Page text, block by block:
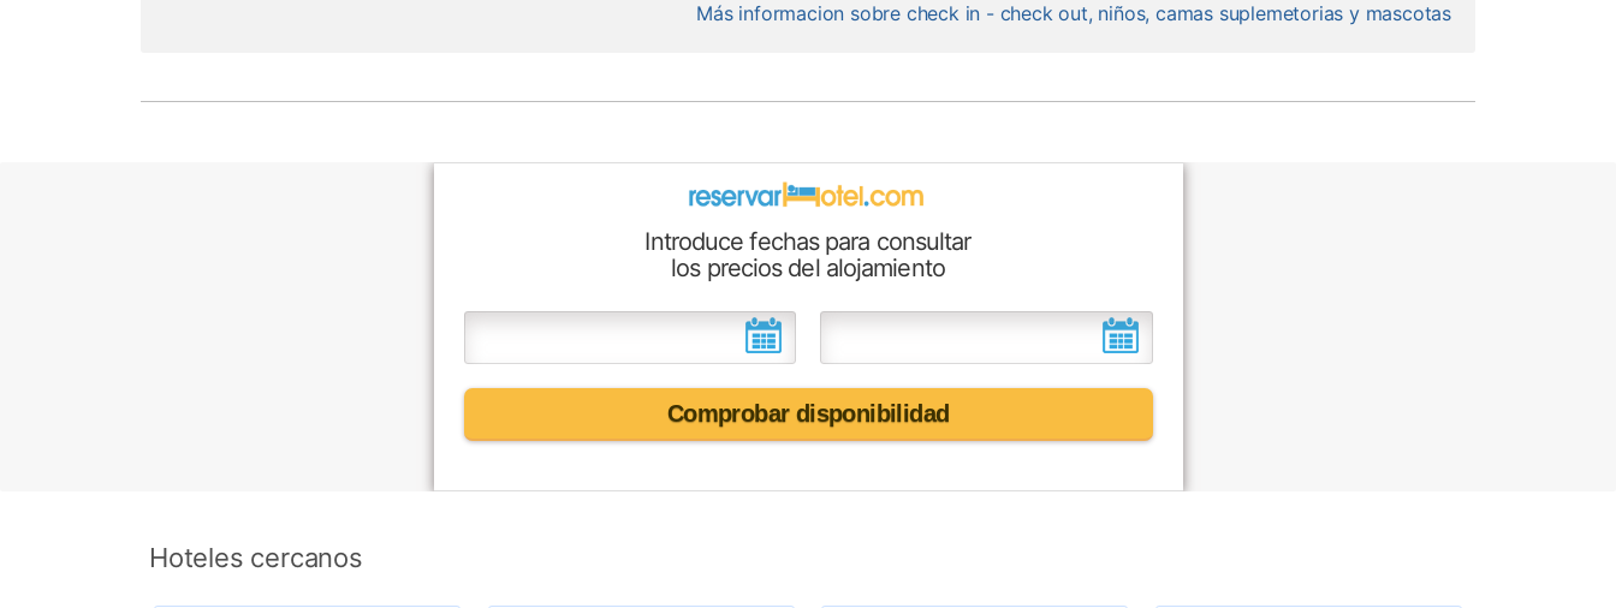
Más informacion sobre check in - check out, niños, camas suplemetorias y mascotas
Introduce fechas para consultar
los precios del alojamiento
Comprobar disponibilidad
Hoteles cercanos